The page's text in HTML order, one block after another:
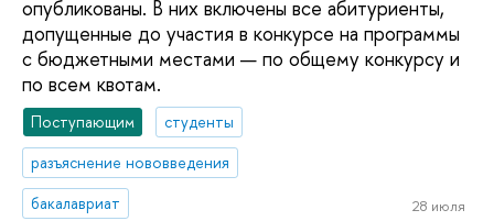
опубликованы. В них включены все абитуриенты,
допущенные до участия в конкурсе на программы
с бюджетными местами — по общему конкурсу и
по всем квотам.
Поступающим
студенты
разъяснение нововведения
бакалавриат
28 июля